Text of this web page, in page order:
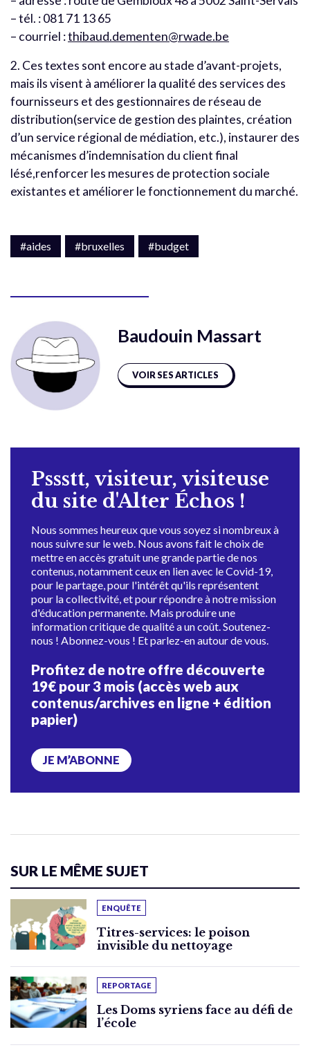
– tél. : 081 71 13 65
– courriel :thibaud.dementen@rwade.be
2. Ces textes sont encore au stade d’avant-projets,
mais ils visent à améliorer la qualité des services des
fournisseurs et des gestionnaires de réseau de
distribution(service de gestion des plaintes, création
d’un service régional de médiation, etc.), instaurer des
mécanismes d’indemnisation du client final
lésé,renforcer les mesures de protection sociale
existantes et améliorer le fonctionnement du marché.
#aides #bruxelles #budget
Baudouin Massart
VOIR SES ARTICLES
Pssstt, visiteur, visiteuse
du site d'Alter Échos !
Nous sommes heureux que vous soyez si nombreux à
nous suivre sur le web. Nous avons fait le choix de
mettre en accès gratuit une grande partie de nos
contenus, notamment ceux en lien avec le Covid-19,
pour le partage, pour l'intérêt qu'ils représentent
pour la collectivité, et pour répondre à notre mission
d'éducation permanente. Mais produire une
information critique de qualité a un coût. Soutenez-
nous ! Abonnez-vous ! Et parlez-en autour de vous.
Profitez de notre offre découverte
19€ pour 3 mois (accès web aux
contenus/archives en ligne + édition
papier)
JE M’ABONNE
SUR LE MÊME SUJET
ENQUÊTE
Titres-services: le poison
invisible du nettoyage
REPORTAGE
Les Doms syriens face au défi de
l’école